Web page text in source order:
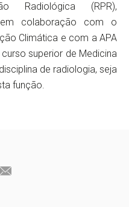
Radiológica (RPR),
colaboração com o
Climática e com a APA
superior de Medicina
de radiologia, seja
função.